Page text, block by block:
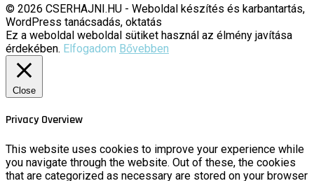
© 2026 CSERHAJNI.HU - Weboldal készítés és karbantartás,
WordPress tanácsadás, oktatás
Ez a weboldal weboldal sütiket használ az élmény javítása
érdekében. Elfogadom Bővebben
Close
Privacy Overview
This website uses cookies to improve your experience while
you navigate through the website. Out of these, the cookies
that are categorized as necessary are stored on your browser